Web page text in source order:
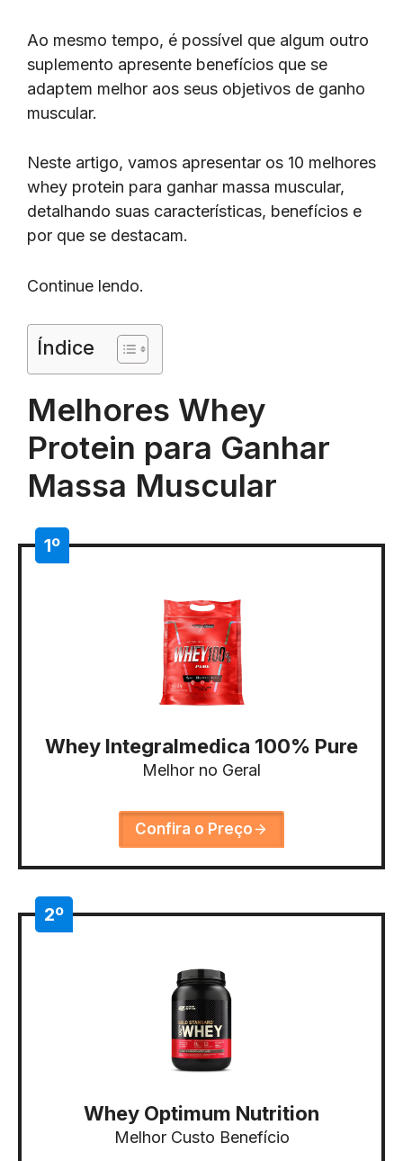
Ao mesmo tempo, é possível que algum outro
suplemento apresente benefícios que se
adaptem melhor aos seus objetivos de ganho
muscular.
Neste artigo, vamos apresentar os 10 melhores
whey protein para ganhar massa muscular,
detalhando suas características, benefícios e
por que se destacam.
Continue lendo.
Índice
Melhores Whey
Protein para Ganhar
Massa Muscular
1º
Whey Integralmedica 100% Pure
Melhor no Geral
Confira o Preço
2º
Whey Optimum Nutrition
Melhor Custo Benefício